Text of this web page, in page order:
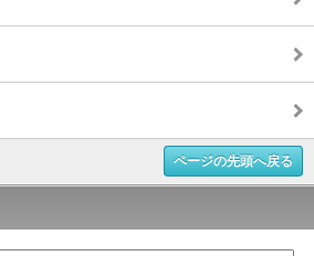
ページの先頭へ戻る